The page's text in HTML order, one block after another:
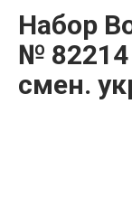
Набор
№ 82214
смен.